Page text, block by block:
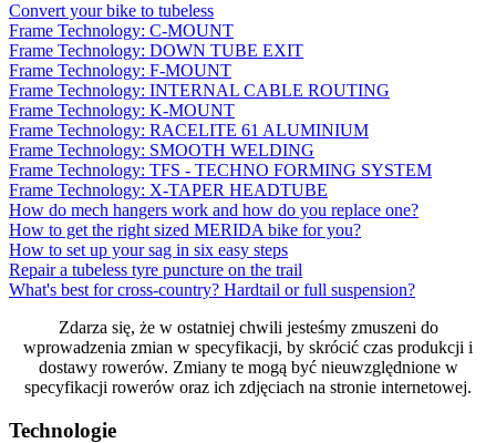
Convert your bike to tubeless
Frame Technology: C-MOUNT
Frame Technology: DOWN TUBE EXIT
Frame Technology: F-MOUNT
Frame Technology: INTERNAL CABLE ROUTING
Frame Technology: K-MOUNT
Frame Technology: RACELITE 61 ALUMINIUM
Frame Technology: SMOOTH WELDING
Frame Technology: TFS - TECHNO FORMING SYSTEM
Frame Technology: X-TAPER HEADTUBE
How do mech hangers work and how do you replace one?
How to get the right sized MERIDA bike for you?
How to set up your sag in six easy steps
Repair a tubeless tyre puncture on the trail
What's best for cross-country? Hardtail or full suspension?
Zdarza się, że w ostatniej chwili jesteśmy zmuszeni do
wprowadzenia zmian w specyfikacji, by skrócić czas produkcji i
dostawy rowerów. Zmiany te mogą być nieuwzględnione w
specyfikacji rowerów oraz ich zdjęciach na stronie internetowej.
Technologie